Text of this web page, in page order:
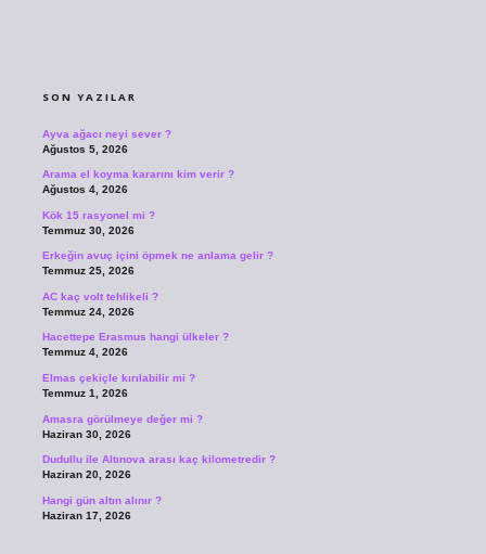
SON YAZILAR
Ayva ağacı neyi sever ?
Ağustos 5, 2026
Arama el koyma kararını kim verir ?
Ağustos 4, 2026
Kök 15 rasyonel mi ?
Temmuz 30, 2026
Erkeğin avuç içini öpmek ne anlama gelir ?
Temmuz 25, 2026
AC kaç volt tehlikeli ?
Temmuz 24, 2026
Hacettepe Erasmus hangi ülkeler ?
Temmuz 4, 2026
Elmas çekiçle kırılabilir mi ?
Temmuz 1, 2026
Amasra görülmeye değer mi ?
Haziran 30, 2026
Dudullu ile Altınova arası kaç kilometredir ?
Haziran 20, 2026
Hangi gün altın alınır ?
Haziran 17, 2026